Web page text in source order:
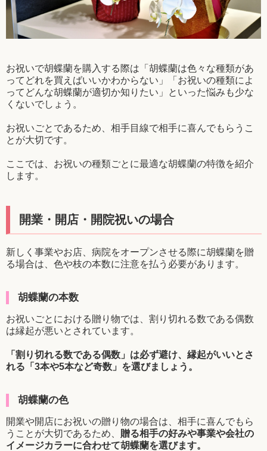
お祝いで胡蝶蘭を購入する際は「胡蝶蘭は色々な種類があ
ってどれを買えばいいかわからない」「お祝いの種類によ
ってどんな胡蝶蘭が適切か知りたい」といった悩みも少な
くないでしょう。
お祝いごとであるため、相手目線で相手に喜んでもらうこ
とが大切です。
ここでは、お祝いの種類ごとに最適な胡蝶蘭の特徴を紹介
します。
開業・開店・開院祝いの場合
新しく事業やお店、病院をオープンさせる際に胡蝶蘭を贈
る場合は、色や枝の本数に注意を払う必要があります。
胡蝶蘭の本数
お祝いごとにおける贈り物では、割り切れる数である偶数
は縁起が悪いとされています。
「割り切れる数である偶数」は必ず避け、縁起がいいとさ
れる「3本や5本など奇数」を選びましょう。
胡蝶蘭の色
開業や開店にお祝いの贈り物の場合は、相手に喜んでもら
うことが大切であるため、 贈る相手の好みや事業や会社の
イメージカラーに合わせて胡蝶蘭を選びます。